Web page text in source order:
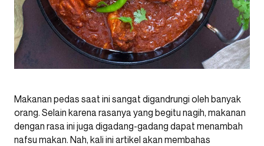
Makanan pedas saat ini sangat digandrungi oleh banyak
orang. Selain karena rasanya yang begitu nagih, makanan
dengan rasa ini juga digadang-gadang dapat menambah
nafsu makan. Nah, kali ini artikel akan membahas